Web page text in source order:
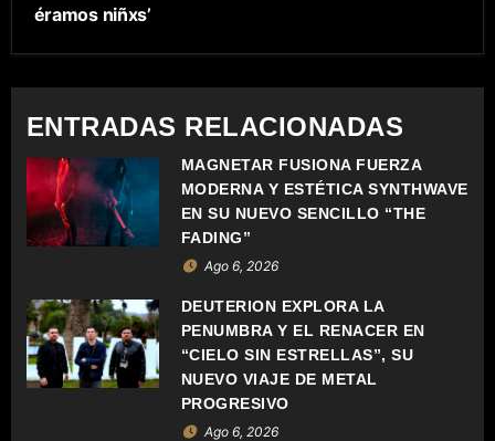
E
G
A
C
I
Ó
N
D
E
éramos niñxs’
ENTRADAS RELACIONADAS
MAGNETAR FUSIONA FUERZA
MODERNA Y ESTÉTICA SYNTHWAVE
EN SU NUEVO SENCILLO “THE
FADING”
Ago 6, 2026
DEUTERION EXPLORA LA
PENUMBRA Y EL RENACER EN
“CIELO SIN ESTRELLAS”, SU
NUEVO VIAJE DE METAL
PROGRESIVO
Ago 6, 2026